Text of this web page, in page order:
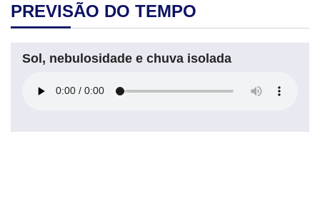
PREVISÃO DO TEMPO
Sol, nebulosidade e chuva isolada